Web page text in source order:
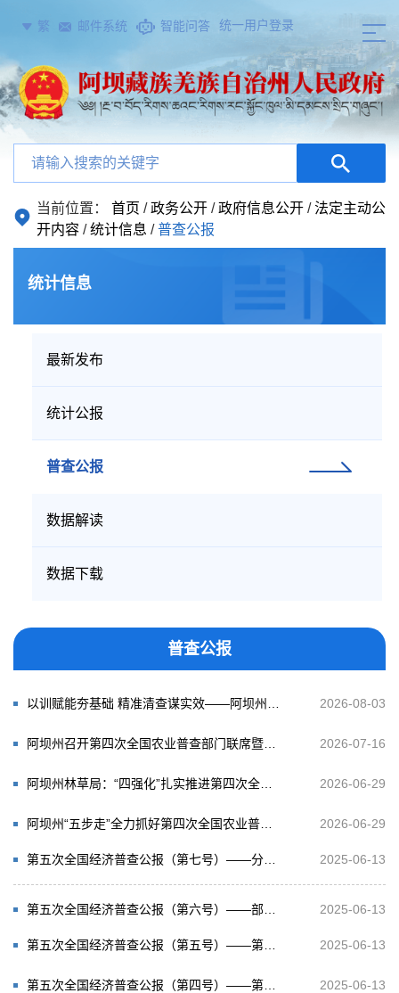
繁 邮件系统 智能问答 统一用户登录
当前位置： 首页 /政务公开 /政府信息公开 /法定主动公
开内容 /统计信息 /普查公报
统计信息
最新发布
统计公报
普查公报
数据解读
数据下载
普查公报
2026-08-03
2026-07-16
2026-06-29
2026-06-29
2025-06-13
2025-06-13
2025-06-13
2025-06-13